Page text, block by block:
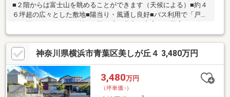
■２階からは富士山を眺めることができます（天候による）■約４
６坪超の広々とした敷地■陽当り・風通し良好■バス利用で「戸
塚」駅にもアクセス可能■公園や緑が豊富な充実した子育て・教
育環境■第一種低層住居専用地域■閑静で穏やかな住環境■東側公
道に接道
神奈川県横浜市青葉区美しが丘４ 3,480万円
3,480万円
（坪単価:-）